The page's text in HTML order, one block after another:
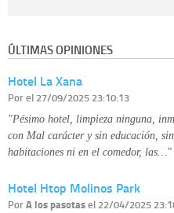
Derechos:tiene derecho a saber qué
disponible en nuestra página web.
Información complementaria:
ÚLTIMAS OPINIONES
Hotel La Xana
Porel 27/09/2025 23:10:13
"Pésimo hotel, limpieza ninguna,
con Mal carácter y sin educación,
habitaciones ni en el comedor, las…"
Hotel Htop Molinos Park
PorA los pasotasel 22/04/2025